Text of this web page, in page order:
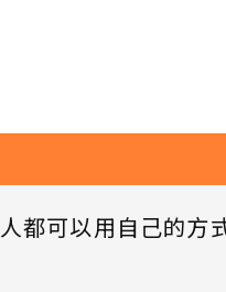
都可以用自己的方